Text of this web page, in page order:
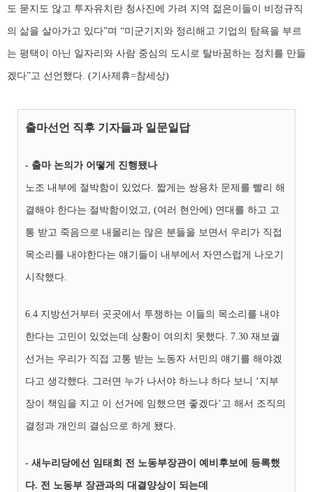
도 묻지도 않고 투자유치란 청사진에 가려 지역 젊은이들이 비정규직
의 삶을 살아가고 있다”며 “미군기지와 정리해고 기업의 탐욕을 부르
는 평택이 아닌 일자리와 사람 중심의 도시로 탈바꿈하는 정치를 만들
겠다”고 선언했다. (기사제휴=참세상)
출마선언 직후 기자들과 일문일답
- 출마 논의가 어떻게 진행됐나
노조 내부에 절박함이 있었다. 짧게는 쌍용차 문제를 빨리 해
결해야 한다는 절박함이었고, (여러 현안에) 연대를 하고 고
통 받고 죽음으로 내몰리는 많은 분들을 보면서 우리가 직접
목소리를 내야한다는 얘기들이 내부에서 자연스럽게 나오기
시작했다.
6.4 지방선거부터 곳곳에서 투쟁하는 이들의 목소리를 내야
한다는 고민이 있었는데 상황이 여의치 못했다. 7.30 재보궐
선거는 우리가 직접 고통 받는 노동자 서민의 얘기를 해야겠
다고 생각했다. 그러면 누가 나서야 하느냐 하다 보니 ‘지부
장이 책임을 지고 이 선거에 임했으면 좋겠다’고 해서 조직의
결정과 개인의 결심으로 하게 됐다.
- 새누리당에선 임태희 전 노동부장관이 예비후보에 등록했
다. 전 노동부 장관과의 대결양상이 되는데